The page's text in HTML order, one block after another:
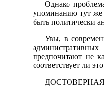
Однако
упоминанию тут же
быть политически
Увы, в
предпочитают не
соответствует ли